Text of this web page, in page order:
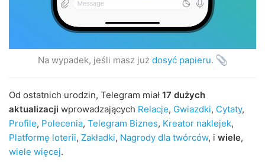
Na wypadek, jeśli masz już dosyć papieru.
Od ostatnich urodzin, Telegram miał 17 dużych
aktualizacji wprowadzających Relacje, Gwiazdki, Cytaty,
Profile, Polecenia, Telegram Biznes, Kreator naklejek,
Platformę loterii, Zakładki, Nagrody dla twórców, i wiele,
wiele więcej.